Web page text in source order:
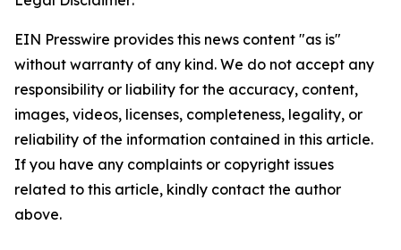
EIN Presswire provides this news content "as is"
without warranty of any kind. We do not accept any
responsibility or liability for the accuracy, content,
images, videos, licenses, completeness, legality, or
reliability of the information contained in this article.
If you have any complaints or copyright issues
related to this article, kindly contact the author
above.